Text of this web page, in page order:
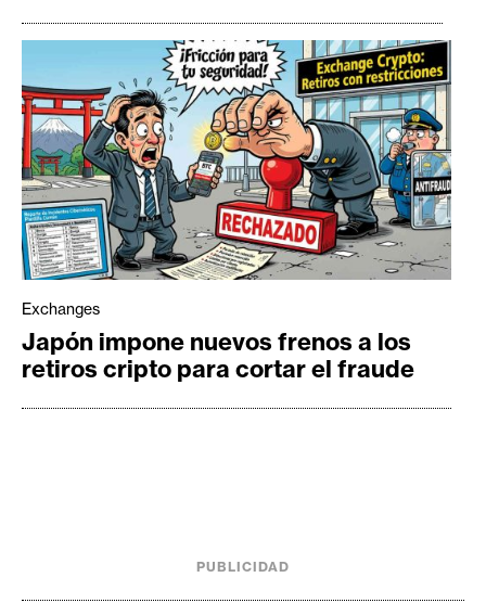
Exchanges
Japón impone nuevos frenos a los
retiros cripto para cortar el fraude
PUBLICIDAD